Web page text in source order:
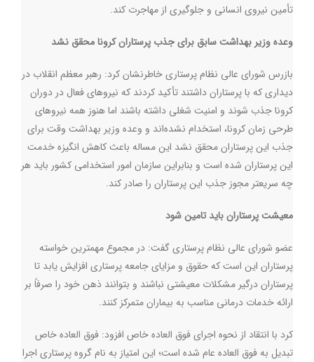
تأمین نیروی انسانی و جلوگیری از مهاجرت کند.
وعده وزیر بهداشت سابق برای جذب پرستاران کرونا محقق نشد
بازرس شورای عالی نظام پرستاری خاطرنشان کرد: رهبر معظم انقلاب در
دیداری که با پرستاران داشتند تأکید کردند که نیروهای فعال در دوران
کرونا جذب شوند و امنیت شغلی داشته باشند اما هنوز همه نیروهای
طرحی زمان کرونا، استخدام نشده‌اند و وعده وزیر بهداشت وقت برای
جذب این پرستاران محقق نشد این مساله باعث کاهش انگیزه خدمت
این پرستاران شده است و بنابراین سازمان امور استخدامی کشور باید هر
چه سریعتر مجوز جذب این پرستاران را صادر کند.
معیشت پرستاران باید تامین شود
عضو شورای عالی نظام پرستاری گفت:‌ در مجموع مهمترین خواسته
پرستاران این است که حقوق و مزایای جامعه پرستاری افزایش یابد تا
پرستاران درگیر مشکلات معیشتی نباشند و بتوانند ذهن خود را صرفاً بر
ارائه خدمات درمانی مناسب به بیماران متمرکز کنند.
کرد با انتقاد از نحوه اجرای فوق العاده خاص افزود: فوق العاده خاص
تبدیل به فوق العاده عام شده است؛ این امتیاز به نام گروه پرستاری اجرا